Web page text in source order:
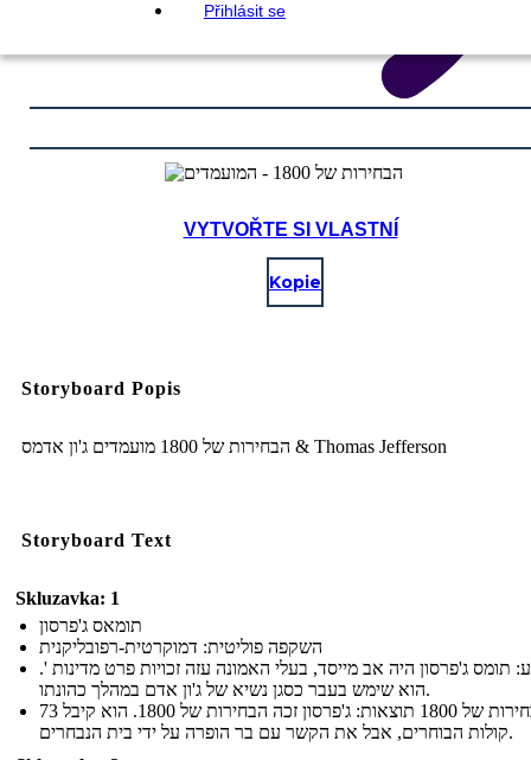
Přihlásit se
VYTVOŘTE SI VLASTNÍ
Kopie
Storyboard Popis
הבחירות של 1800 מועמדים ג'ון אדמס & Thomas Jefferson
Storyboard Text
Skluzavka: 1
תומאס ג'פרסון
השקפה פוליטית: דמוקרטית-רפובליקנית
תומס ג'פרסון היה אב מייסד, בעלי האמונה עזה זכויות פרט מדינות '.
הוא שימש בעבר כסגן נשיא של ג'ון אדם במהלך כהונתו.
הבחירות של 1800 תוצאות: ג'פרסון זכה הבחירות של 1800. הוא קיבל 73
קולות הבוחרים, אבל את הקשר עם בר הופרה על ידי בית הנבחרים.